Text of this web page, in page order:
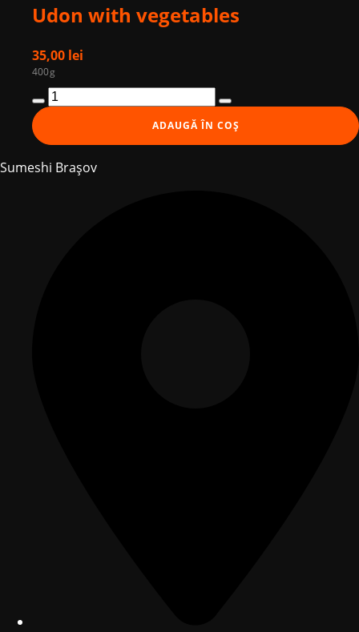
Udon with vegetables
35,00 lei
400g
Cantitate
Udon
with
ADAUGĂ ÎN COȘ
Sumeshi Brașov